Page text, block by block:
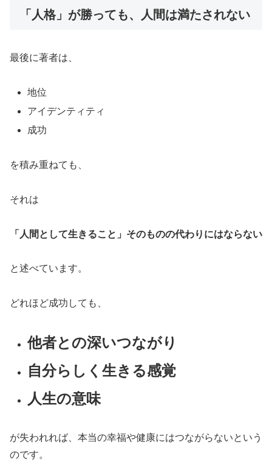
「人格」が勝っても、人間は満たされない
最後に著者は、
地位
アイデンティティ
成功
を積み重ねても、
それは
「人間として生きること」そのものの代わりにはならない
と述べています。
どれほど成功しても、
他者との深いつながり
自分らしく生きる感覚
人生の意味
が失われれば、本当の幸福や健康にはつながらないという
のです。